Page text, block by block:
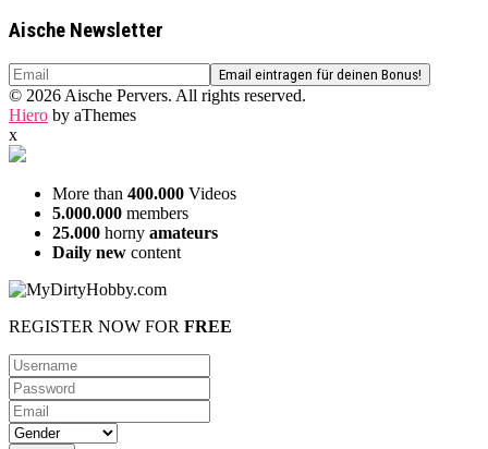
Aische Newsletter
© 2026 Aische Pervers. All rights reserved.
Hiero by aThemes
x
More than 400.000 Videos
5.000.000 members
25.000 horny amateurs
Daily new content
REGISTER NOW FOR FREE